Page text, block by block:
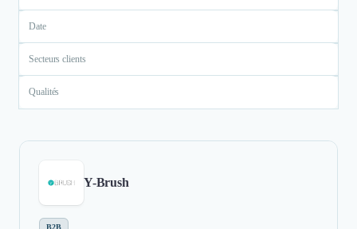
Date
Secteurs clients
Qualités
Y-Brush
B2B